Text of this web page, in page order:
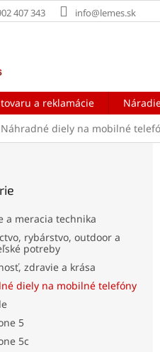
407 343 info@lemes.sk
a reklamácie
Náhradné diely na mobilné
a meracia technika
rybárstvo, outdoor a
potreby
zdravie a krása
diely na mobilné telefóny
5
5c